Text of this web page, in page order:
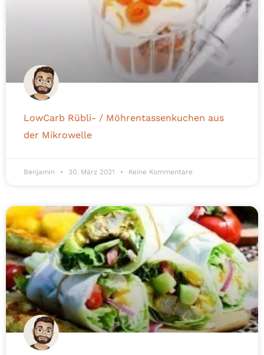
LowCarb Rübli- / Möhrentassenkuchen aus
der Mikrowelle
Benjamin 30. März 2021 Keine Kommentare